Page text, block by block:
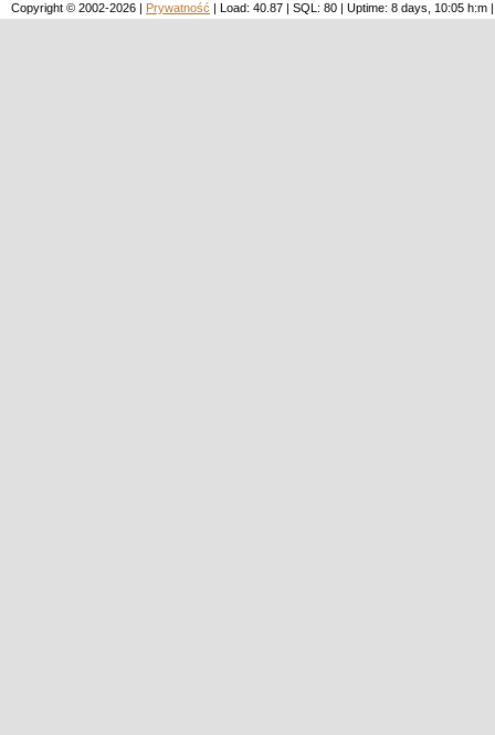
Copyright © 2002-2026 | Prywatność | Load: 40.87 | SQL: 80 | Uptime: 8 days, 10:05